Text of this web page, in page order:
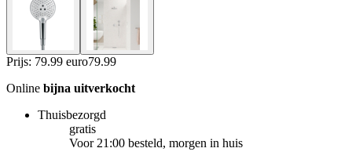
Prijs: 79.99 euro79.99
Online bijna uitverkocht
Thuisbezorgd
gratis
Voor 21:00 besteld, morgen in huis